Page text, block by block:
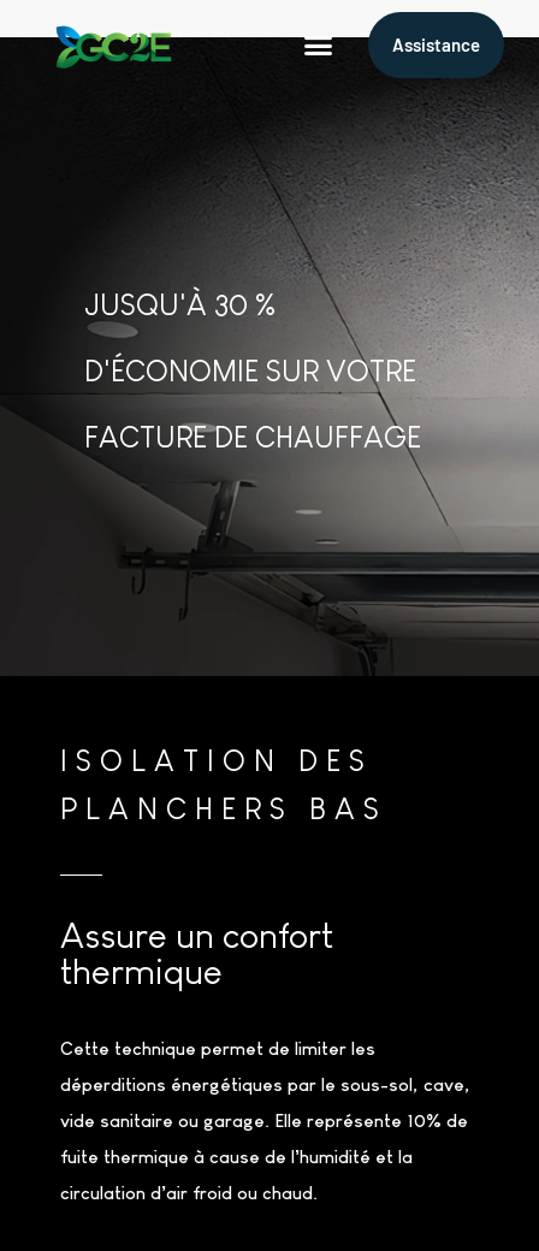
Assistance
JUSQU'À 30 %
D'ÉCONOMIE SUR VOTRE
FACTURE DE CHAUFFAGE
ISOLATION DES
PLANCHERS BAS
Assure un confort
thermique
Cette technique permet de limiter les
déperditions énergétiques par le sous-sol, cave,
vide sanitaire ou garage. Elle représente 10% de
fuite thermique à cause de l’humidité et la
circulation d’air froid ou chaud.